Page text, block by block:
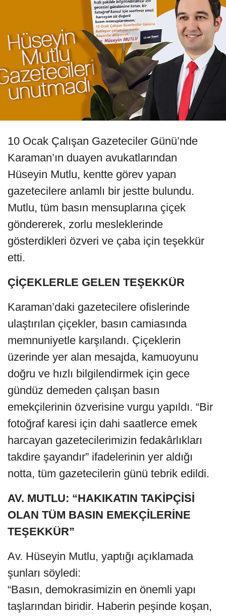
10 Ocak Çalışan Gazeteciler Günü’nde
Karaman’ın duayen avukatlarından
Hüseyin Mutlu, kentte görev yapan
gazetecilere anlamlı bir jestte bulundu.
Mutlu, tüm basın mensuplarına çiçek
göndererek, zorlu mesleklerinde
gösterdikleri özveri ve çaba için teşekkür
etti.
ÇİÇEKLERLE GELEN TEŞEKKÜR
Karaman’daki gazetecilere ofislerinde
ulaştırılan çiçekler, basın camiasında
memnuniyetle karşılandı. Çiçeklerin
üzerinde yer alan mesajda, kamuoyunu
doğru ve hızlı bilgilendirmek için gece
gündüz demeden çalışan basın
emekçilerinin özverisine vurgu yapıldı. “Bir
fotoğraf karesi için dahi saatlerce emek
harcayan gazetecilerimizin fedakârlıkları
takdire şayandır” ifadelerinin yer aldığı
notta, tüm gazetecilerin günü tebrik edildi.
AV. MUTLU: “HAKIKATIN TAKİPÇİSİ
OLAN TÜM BASIN EMEKÇİLERİNE
TEŞEKKÜR”
Av. Hüseyin Mutlu, yaptığı açıklamada
şunları söyledi:
“Basın, demokrasimizin en önemli yapı
taşlarından biridir. Haberin peşinde koşan,